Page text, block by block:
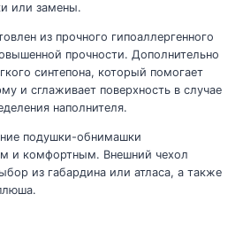
или замены.
из прочного гипоаллергенного
прочности. Дополнительно
синтепона, который помогает
и сглаживает поверхность в случае
наполнителя.
подушки-обнимашки
и комфортным. Внешний чехол
из габардина или атласа, а также